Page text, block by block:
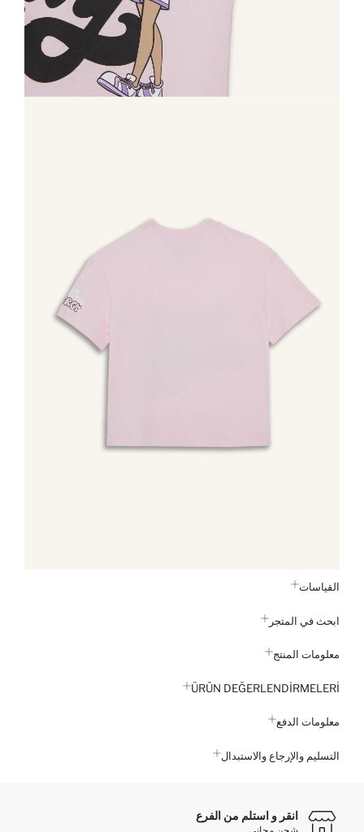
القياسات
ابحث في المتجر
معلومات المنتج
ÜRÜN DEĞERLENDİRMELERİ
معلومات الدفع
التسليم والإرجاع والاستبدال
انقر و استلم من الفرع